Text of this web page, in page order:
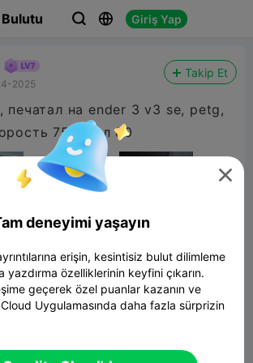
  Giriş Yap
2025
Takip Et
печатал на ender 3 v3 se, petg,
75, стол 80

deneyimi yaşayın
erişin, kesintisiz bulut dilimleme
yazdırma özelliklerinin keyfini çıkarın.
geçerek özel puanlar kazanın ve
Uygulamasında daha fazla sürprizin